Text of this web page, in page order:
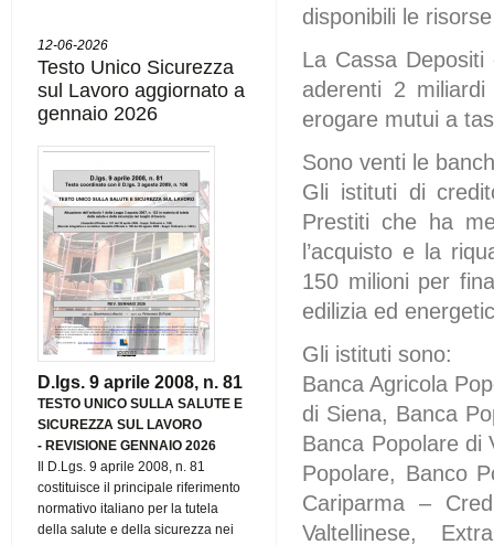
12-06-2026
Testo Unico Sicurezza
sul Lavoro aggiornato a
gennaio 2026
D.lgs. 9 aprile 2008, n. 81
TESTO UNICO SULLA SALUTE E
SICUREZZA SUL LAVORO
-REVISIONE GENNAIO 2026
Il D.Lgs. 9 aprile 2008, n. 81
costituisce il principale riferimento
normativo italiano per la tutela
della salute e della sicurezza nei
disponibili le
La Cassa
aderenti 2
erogare mutui a
Sono venti le
Gli istituti di
Prestiti che ha
l’acquisto e la
150 milioni per
edilizia ed
Gli istituti sono:
Banca Agricola
di Siena, Banca
Banca Popolare di
Popolare, Banco
Cariparma –
Valtellinese,